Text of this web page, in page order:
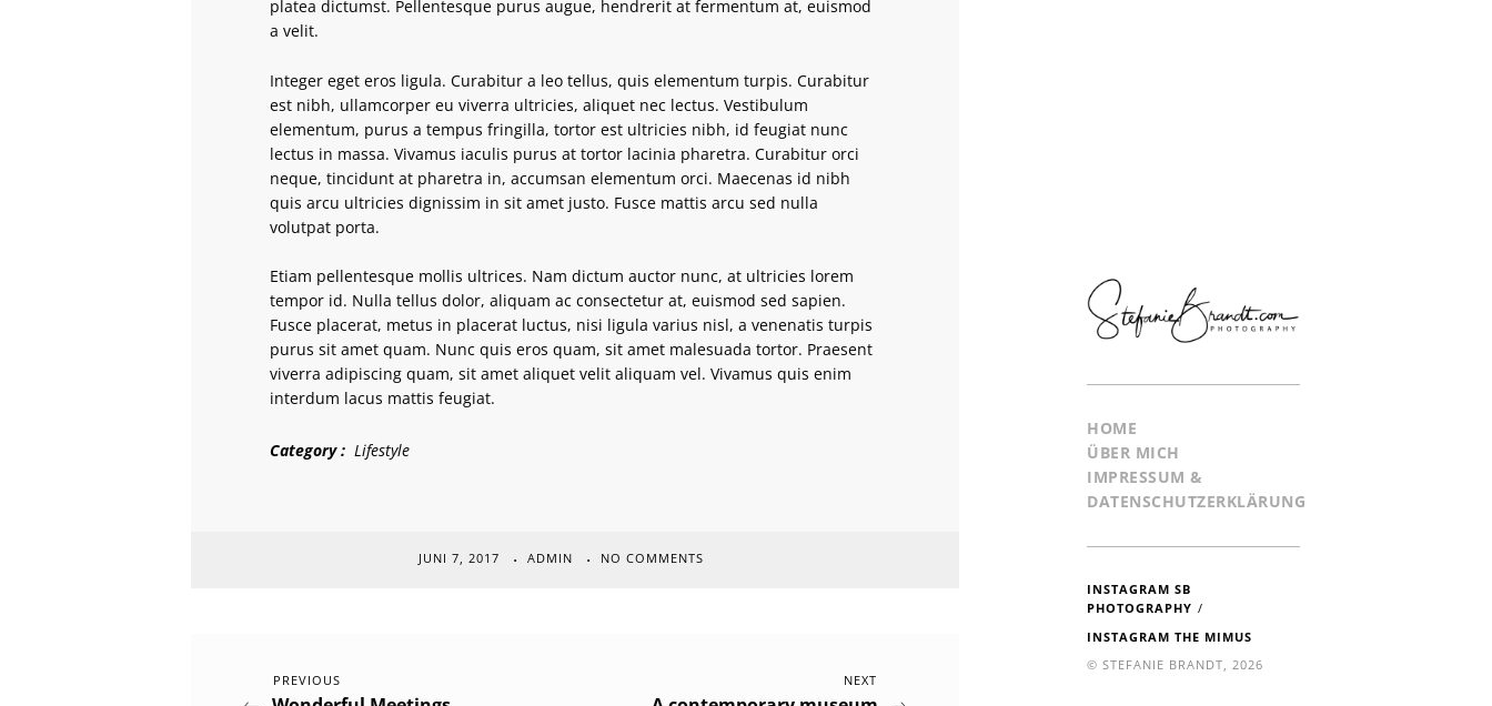
HOME
ÜBER MICH
IMPRESSUM &
DATENSCHUTZERKLÄRUNG
INSTAGRAM SB
PHOTOGRAPHY
INSTAGRAM THE MIMUS
© STEFANIE BRANDT, 2026
platea dictumst. Pellentesque purus augue, hendrerit at fermentum at, euismod
a velit.
Integer eget eros ligula. Curabitur a leo tellus, quis elementum turpis. Curabitur
est nibh, ullamcorper eu viverra ultricies, aliquet nec lectus. Vestibulum
elementum, purus a tempus fringilla, tortor est ultricies nibh, id feugiat nunc
lectus in massa. Vivamus iaculis purus at tortor lacinia pharetra. Curabitur orci
neque, tincidunt at pharetra in, accumsan elementum orci. Maecenas id nibh
quis arcu ultricies dignissim in sit amet justo. Fusce mattis arcu sed nulla
volutpat porta.
Etiam pellentesque mollis ultrices. Nam dictum auctor nunc, at ultricies lorem
tempor id. Nulla tellus dolor, aliquam ac consectetur at, euismod sed sapien.
Fusce placerat, metus in placerat luctus, nisi ligula varius nisl, a venenatis turpis
purus sit amet quam. Nunc quis eros quam, sit amet malesuada tortor. Praesent
viverra adipiscing quam, sit amet aliquet velit aliquam vel. Vivamus quis enim
interdum lacus mattis feugiat.
Category Lifestyle
JUNI 7, 2017 ADMIN NO COMMENTS
Beitragsnavigation
Previous
PREVIOUS NEXT